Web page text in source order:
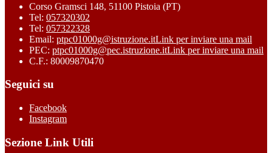
Corso Gramsci 148, 51100 Pistoia (PT)
Tel: 057320302
Tel: 057322328
Email: ptpc01000g@istruzione.itLink per inviare una mail
PEC: ptpc01000g@pec.istruzione.itLink per inviare una mail
C.F.: 80009870470
Seguici su
Facebook
Instagram
Sezione Link Utili